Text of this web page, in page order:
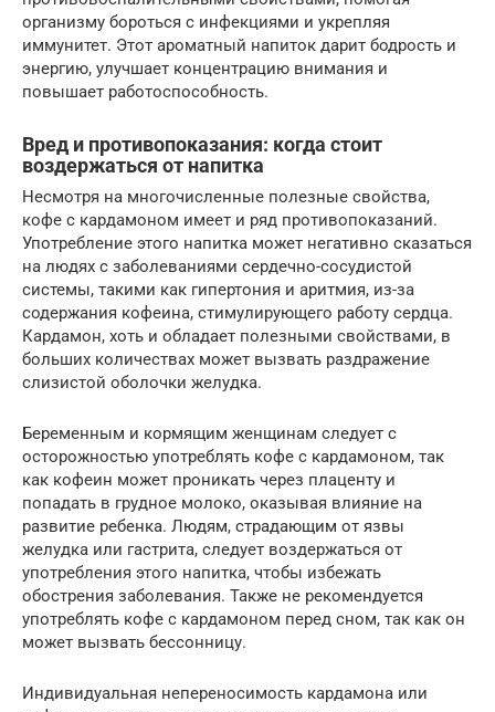
организму бороться с инфекциями и укрепляя
иммунитет. Этот ароматный напиток дарит бодрость и
энергию, улучшает концентрацию внимания и
повышает работоспособность.
Вред и противопоказания: когда стоит
воздержаться от напитка
Несмотря на многочисленные полезные свойства,
кофе с кардамоном имеет и ряд противопоказаний.
Употребление этого напитка может негативно сказаться
на людях с заболеваниями сердечно-сосудистой
системы, такими как гипертония и аритмия, из-за
содержания кофеина, стимулирующего работу сердца.
Кардамон, хоть и обладает полезными свойствами, в
больших количествах может вызвать раздражение
слизистой оболочки желудка.
Беременным и кормящим женщинам следует с
осторожностью употреблять кофе с кардамоном, так
как кофеин может проникать через плаценту и
попадать в грудное молоко, оказывая влияние на
развитие ребенка. Людям, страдающим от язвы
желудка или гастрита, следует воздержаться от
употребления этого напитка, чтобы избежать
обострения заболевания. Также не рекомендуется
употреблять кофе с кардамоном перед сном, так как он
может вызвать бессонницу.
Индивидуальная непереносимость кардамона или